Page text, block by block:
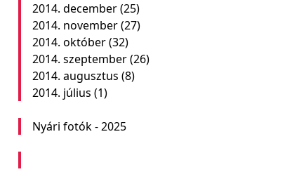
2014. december(25)
2014. november(27)
2014. október(32)
2014. szeptember(26)
2014. augusztus (8)
2014. július (1)
Nyári fotók - 2025